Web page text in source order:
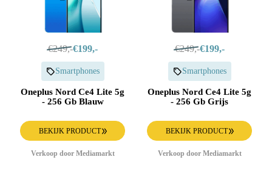
€249,-€199,-
Smartphones
Oneplus Nord Ce4 Lite 5g
- 256 Gb Blauw
BEKIJK PRODUCT
Verkoop door Mediamarkt
€249,-€199,-
Smartphones
Oneplus Nord Ce4 Lite 5g
- 256 Gb Grijs
BEKIJK PRODUCT
Verkoop door Mediamarkt